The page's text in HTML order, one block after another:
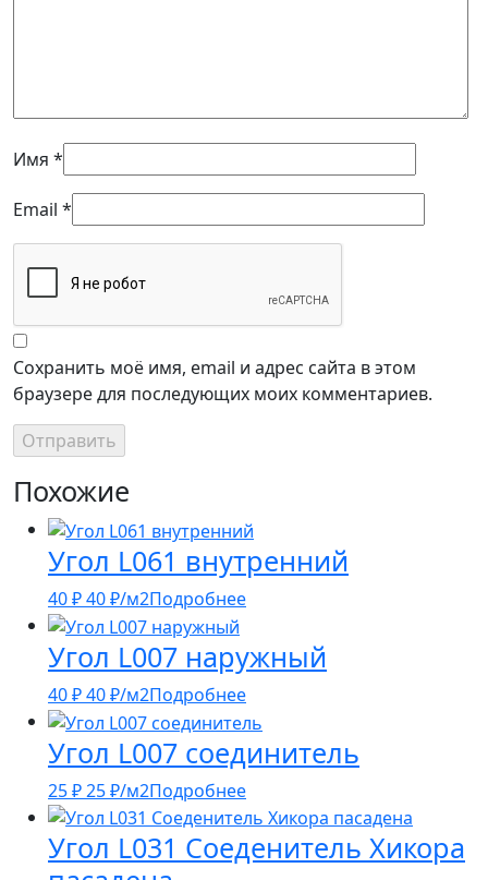
Имя *
Email *
Сохранить моё имя, email и адрес сайта в этом
браузере для последующих моих комментариев.
Похожие
Угол L061 внутренний
40₽40₽/м2Подробнее
Угол L007 наружный
40₽40₽/м2Подробнее
Угол L007 соединитель
25₽25₽/м2Подробнее
Угол L031 Соеденитель Хикора